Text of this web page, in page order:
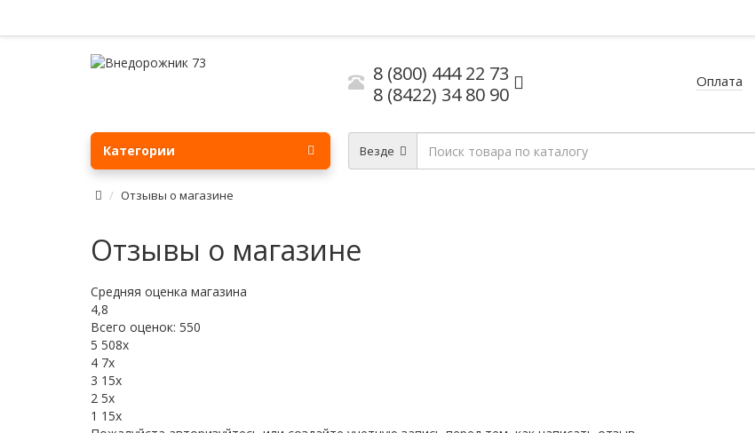
8 (800) 444 22 73
8 (8422) 34 80 90
Оплата
Везде
Категории
Отзывы о магазине
Отзывы о магазине
Средняя оценка магазина
4,8
Всего оценок: 550
5 508x
4 7x
3 15x
2 5x
1 15x